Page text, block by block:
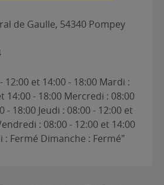
de Gaulle, 54340 Pompey
12:00 et 14:00 - 18:00 Mardi :
14:00 - 18:00 Mercredi : 08:00
- 18:00 Jeudi : 08:00 - 12:00 et
: 08:00 - 12:00 et 14:00
: Fermé Dimanche : Fermé"